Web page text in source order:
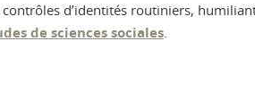
contrôles d’identités routiniers,
de sciences sociales.